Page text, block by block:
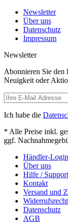
Newsletter
Über uns
Datenschutz
Impressum
Newsletter
Abonnieren Sie den
Neuigkeit oder
Ich habe die
* Alle Preise inkl.
ggf.
Händler-Login
Über uns
Hilfe / Support
Kontakt
Versand und
Widerrufsrecht
Datenschutz
AGB